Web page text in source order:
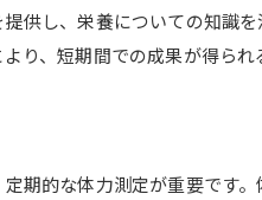
供し、栄養についての知識
り、短期間での成果が得ら
期的な体力測定が重要です